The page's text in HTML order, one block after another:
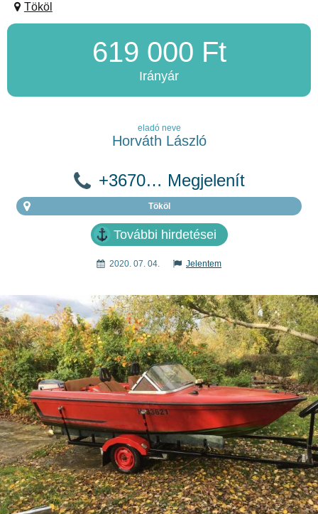
Tököl
619 000 Ft
Irányár
eladó neve
Horváth László
+3670… Megjelenít
Tököl
További hirdetései
2020. 07. 04. Jelentem